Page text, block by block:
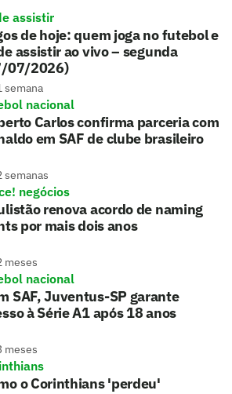
assistir
de hoje: quem joga no futebol e
assistir ao vivo – segunda
07/2026)
semana
nacional
Carlos confirma parceria com
em SAF de clube brasileiro
semanas
negócios
renova acordo de naming
por mais dois anos
meses
nacional
SAF, Juventus-SP garante
à Série A1 após 18 anos
meses
o Corinthians 'perdeu'